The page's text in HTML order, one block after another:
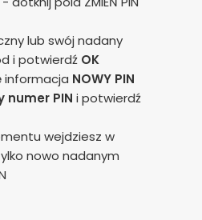
lub swój nadany
i potwierdź OK
informacja NOWY PIN
numer PIN i potwierdź
wejdziesz w
nowo nadanym